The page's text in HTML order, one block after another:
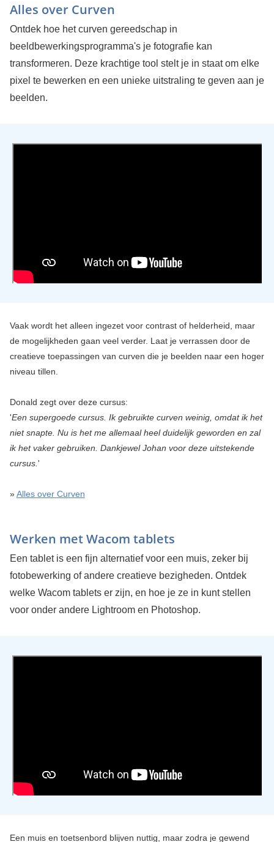
Alles over Curven
Ontdek hoe het curven gereedschap in
beeldbewerkingsprogramma's je fotografie kan
transformeren. Deze krachtige tool stelt je in staat om elke
pixel te bewerken en een unieke uitstraling te geven aan je
beelden.
Vaak wordt het alleen ingezet voor contrast of helderheid, maar
de mogelijkheden gaan veel verder. Laat je verrassen door de
creatieve toepassingen van curven die je beelden naar een hoger
niveau tillen.
Donald zegt over deze cursus:
'Een supergoede cursus. Ik gebruikte curven weinig, omdat ik het
niet snapte. Nu is het me allemaal heel duidelijk geworden en zal
ik het vaker gebruiken. Dankjewel Johan voor deze uitstekende
cursus. '
»Alles over Curven
Werken met Wacom tablets
Een tablet is een fijn alternatief voor een muis, zeker bij
fotobewerking of andere creatieve bezigheden. Ontdek
welke Wacom tablets er zijn, en hoe je ze in kunt stellen
voor onder andere Lightroom en Photoshop.
Een muis en toetsenbord blijven nuttig, maar zodra je gewend